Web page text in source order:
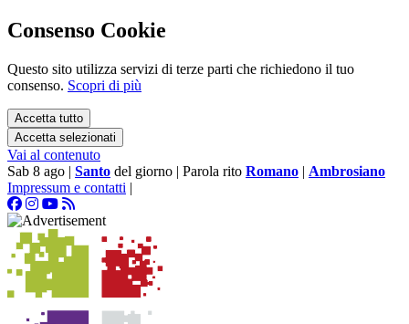
Consenso Cookie
Questo sito utilizza servizi di terze parti che richiedono il tuo
consenso. Scopri di più
Accetta tutto
Accetta selezionati
Vai al contenuto
Sab 8 ago | Santo del giorno | Parola rito Romano | Ambrosiano
Impressum e contatti |